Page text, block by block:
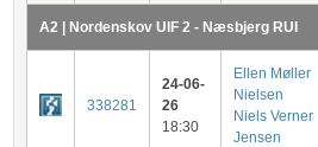
A2 | Nordenskov UIF 2 - Næsbjerg RUI
338281
24-06-
26
18:30
Ellen Møller
Nielsen
Niels Verner
Jensen